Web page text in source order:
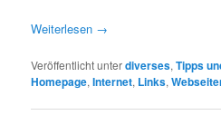
Weiterlesen →
Veröffentlicht unterdiverses,Tipps
Homepage,Internet, Links,